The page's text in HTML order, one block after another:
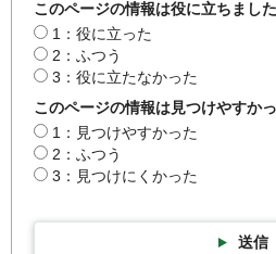
このページの情報は役に立ちまし
1：役に立った
2：ふつう
3：役に立たなかった
このページの情報は見つけやすか
1：見つけやすかった
2：ふつう
3：見つけにくかった
送信